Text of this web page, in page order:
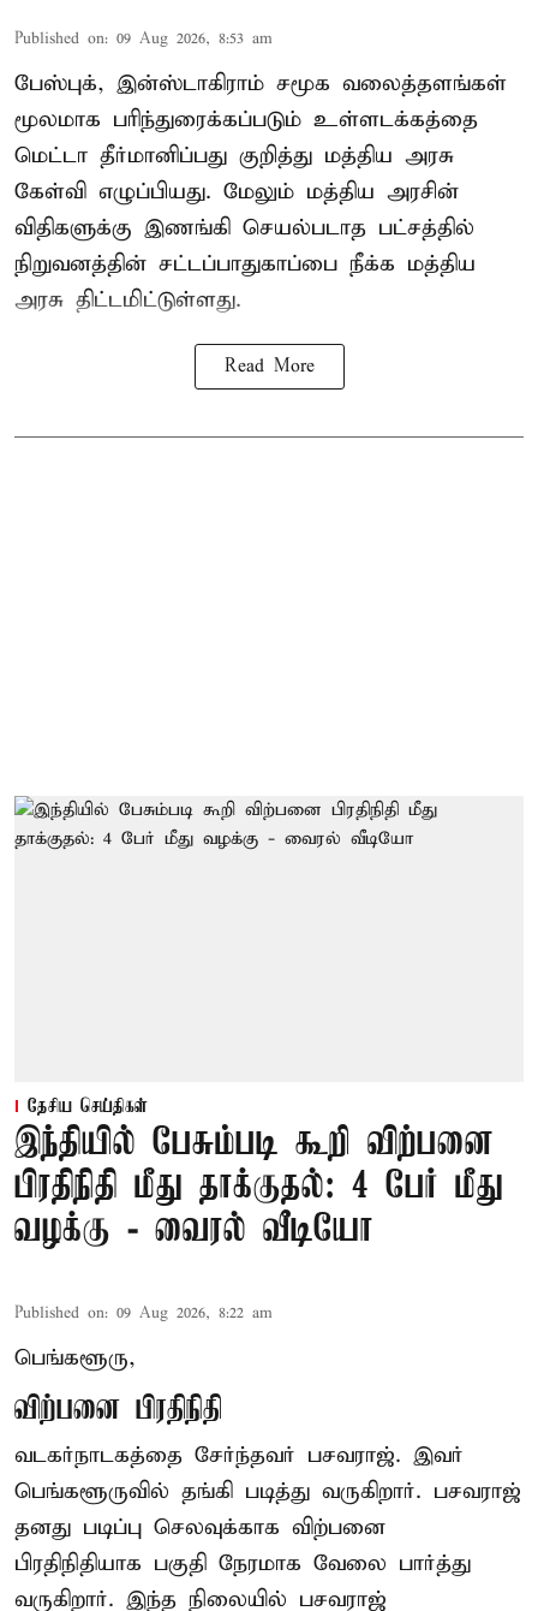
Published on: 09 Aug 2026, 8:53 am
பேஸ்புக், இன்ஸ்டாகிராம் சமூக வலைத்தளங்கள்
மூலமாக பரிந்துரைக்கப்படும் உள்ளடக்கத்தை
மெட்டா தீர்மானிப்பது குறித்து மத்திய அரசு
கேள்வி எழுப்பியது. மேலும் மத்திய அரசின்
விதிகளுக்கு இணங்கி செயல்படாத பட்சத்தில்
நிறுவனத்தின் சட்டப்பாதுகாப்பை நீக்க மத்திய
அரசு திட்டமிட்டுள்ளது.
Read More
தேசிய செய்திகள்
இந்தியில் பேசும்படி கூறி விற்பனை
பிரதிநிதி மீது தாக்குதல்: 4 பேர் மீது
வழக்கு - வைரல் வீடியோ
Published on: 09 Aug 2026, 8:22 am
பெங்களூரு,
விற்பனை பிரதிநிதி
வடகர்நாடகத்தை சேர்ந்தவர் பசவராஜ். இவர்
பெங்களூருவில் தங்கி படித்து வருகிறார். பசவராஜ்
தனது படிப்பு செலவுக்காக விற்பனை
பிரதிநிதியாக பகுதி நேரமாக வேலை பார்த்து
வருகிறார். இந்த நிலையில் பசவராஜ்